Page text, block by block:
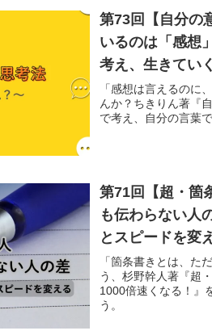
第73回【自分の
いるのは「感想
考え、生きてい
「感想は言えるの
んか？ちきりん著『
で考え、自分の言葉
第71回【超・箇
も伝わらない人
とスピードを変
「箇条書きとは、た
う、杉野幹人著『超
1000倍速くなる！』
う。